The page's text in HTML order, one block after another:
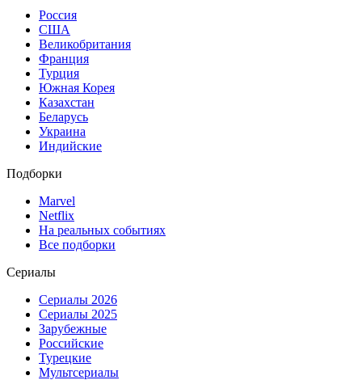
Россия
США
Великобритания
Франция
Турция
Южная Корея
Казахстан
Беларусь
Украина
Индийские
Подборки
Marvel
Netflix
На реальных событиях
Все подборки
Сериалы
Сериалы 2026
Сериалы 2025
Зарубежные
Российские
Турецкие
Мультсериалы